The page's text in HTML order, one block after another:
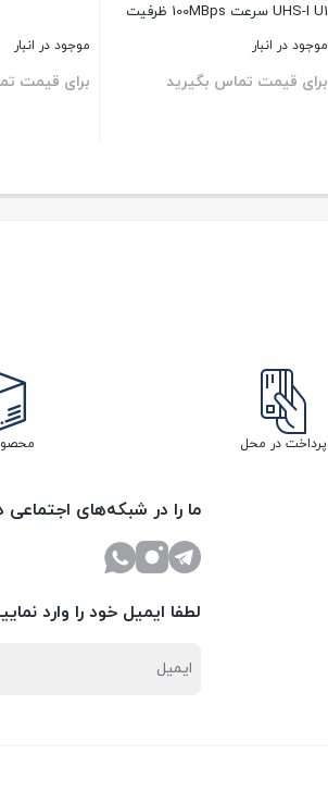
UHS-I U1 سرعت 100MBps ظرفیت
موجود در انبار
برای قیمت تماس بگیرید
موجود در انبار
برای قیمت
پرداخت در محل
ما را در شبکه‌های اجتماعی
لطفا ایمیل خود را وارد